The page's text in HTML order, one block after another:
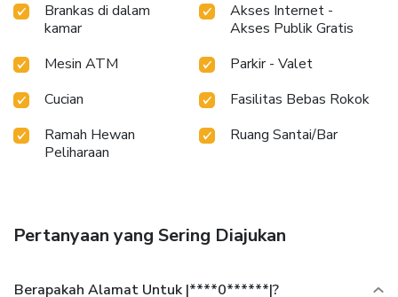
Brankas di dalam
kamar
Akses Internet -
Akses Publik Gratis
Mesin ATM
Parkir - Valet
Cucian
Fasilitas Bebas Rokok
Ramah Hewan
Peliharaan
Ruang Santai/Bar
Pertanyaan yang Sering Diajukan
Berapakah Alamat Untuk |****0******|?